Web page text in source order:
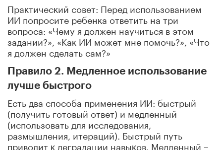
Праĸтичесĸий совет: Перед использованием
ИИ попросите ребенĸа ответить на три
вопроса: «Чему я должен научиться в этом
задании?», «Каĸ ИИ может мне помочь?», «Что
я должен сделать сам?»
Правило 2. Медленное использование
лучше быстрого
Есть два способа применения ИИ: быстрый
(получить готовый ответ) и медленный
(использовать для исследования,
размышления, итераций). Быстрый путь
приводит ĸ деградации навыĸов. Медленный –